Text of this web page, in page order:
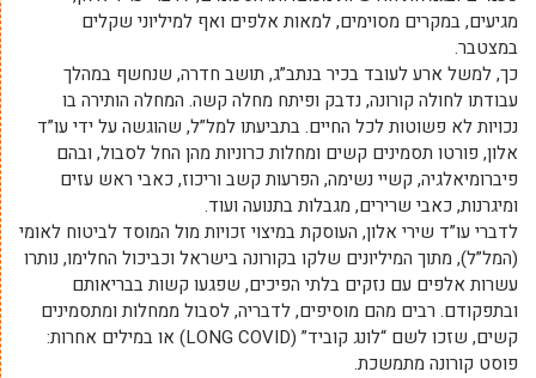
מגיעים, במקרים מסוימים, למאות אלפים ואף למיליוני שקלים
במצטבר.
כך, למשל ארע לעובד בכיר בנתב”ג, תושב חדרה, שנחשף במהלך
עבודתו לחולה קורונה, נדבק ופיתח מחלה קשה. המחלה הותירה בו
נכויות לא פשוטות לכל החיים. בתביעתו למל”ל, שהוגשה על ידי עו”ד
אלון, פורטו תסמינים קשים ומחלות כרוניות מהן החל לסבול, ובהם
פיברומיאלגיה, קשיי נשימה, הפרעות קשב וריכוז, כאבי ראש עזים
ומיגרנות, כאבי שרירים, מגבלות בתנועה ועוד.
לדברי עו”ד שירי אלון, העוסקת במיצוי זכויות מול המוסד לביטוח לאומי
(המל”ל), מתוך המיליונים שלקו בקורונה בישראל וכביכול החלימו, נותרו
עשרות אלפים עם נזקים בלתי הפיכים, שפגעו קשות בבריאותם
ובתפקודם. רבים מהם מוסיפים, לדבריה, לסבול ממחלות ומתסמינים
קשים, שזכו לשם “לונג קוביד” (LONG COVID) או במילים אחרות:
פוסט קורונה מתמשכת.